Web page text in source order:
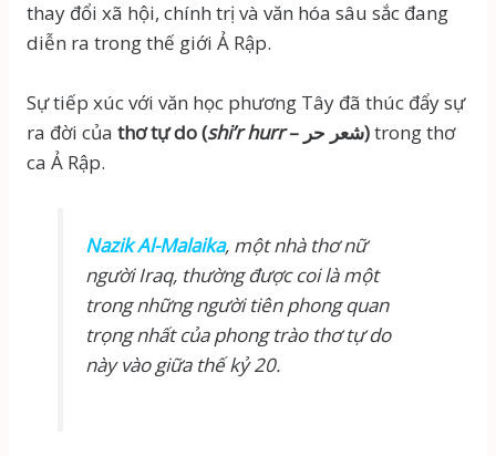
thay đổi xã hội, chính trị và văn hóa sâu sắc đang
diễn ra trong thế giới Ả Rập.
Sự tiếp xúc với văn học phương Tây đã thúc đẩy sự
ra đời của thơ tự do (shi’r hurr – شعر حر)trong thơ
ca Ả Rập.
Nazik Al-Malaika, một nhà thơ nữ
người Iraq, thường được coi là một
trong những người tiên phong quan
trọng nhất của phong trào thơ tự do
này vào giữa thế kỷ 20.